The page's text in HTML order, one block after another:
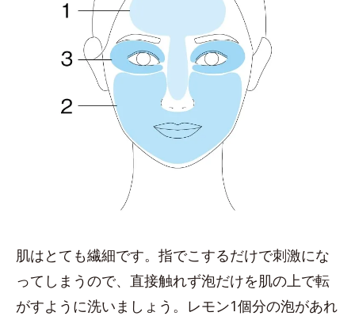
肌はとても繊細です。指でこするだけで刺激にな
ってしまうので、直接触れず泡だけを肌の上で転
がすように洗いましょう。レモン1個分の泡があれ